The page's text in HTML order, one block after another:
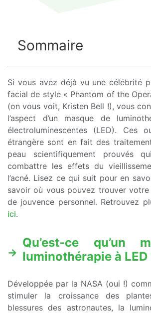
Sommaire
Si vous avez déjà vu une célébrité
facial de style « Phantom of the
(on vous voit, Kristen Bell !), vous
l’aspect d’un masque de
électroluminescentes (LED). Ces
étrangère sont en fait des
peau scientifiquement prouvés
combattre les effets du
l’acné. Lisez ce qui suit pour en
savoir où vous pouvez trouver
de jouvence personnel. Retrouvez
ici.
Qu’est-ce qu’un
luminothérapie à LED
Développée par la NASA (oui !)
stimuler la croissance des
blessures des astronautes, la